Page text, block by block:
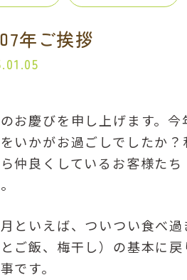
7年ご挨拶
お慶びを申し上げます。
いかがお過ごしでしたか
仲良くしているお客様た
といえば、ついつい食べ
ご飯、梅干し）の基本に
です。